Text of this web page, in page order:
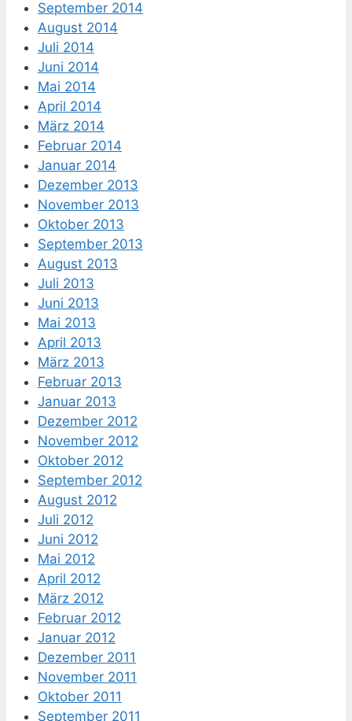
September 2014
August 2014
Juli 2014
Juni 2014
Mai 2014
April 2014
März 2014
Februar 2014
Januar 2014
Dezember 2013
November 2013
Oktober 2013
September 2013
August 2013
Juli 2013
Juni 2013
Mai 2013
April 2013
März 2013
Februar 2013
Januar 2013
Dezember 2012
November 2012
Oktober 2012
September 2012
August 2012
Juli 2012
Juni 2012
Mai 2012
April 2012
März 2012
Februar 2012
Januar 2012
Dezember 2011
November 2011
Oktober 2011
September 2011